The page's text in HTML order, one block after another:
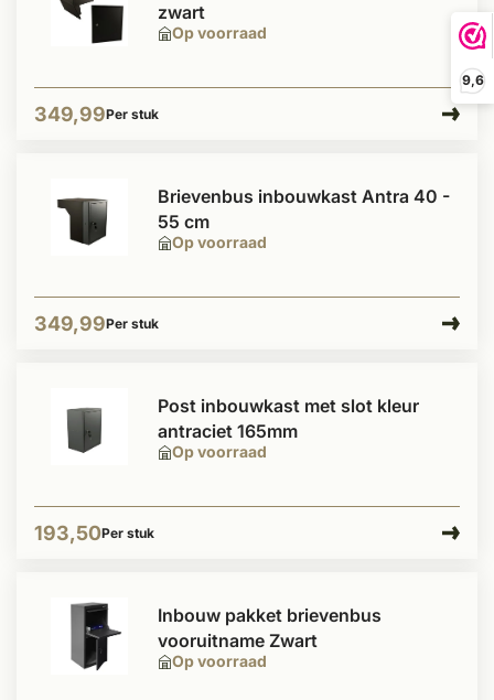
9,6
Op voorraad
zwart
349,99Per stuk
Op voorraad
Brievenbus inbouwkast Antra 40 -
55 cm
349,99Per stuk
Op voorraad
Post inbouwkast met slot kleur
antraciet 165mm
193,50Per stuk
Op voorraad
Inbouw pakket brievenbus
vooruitname Zwart